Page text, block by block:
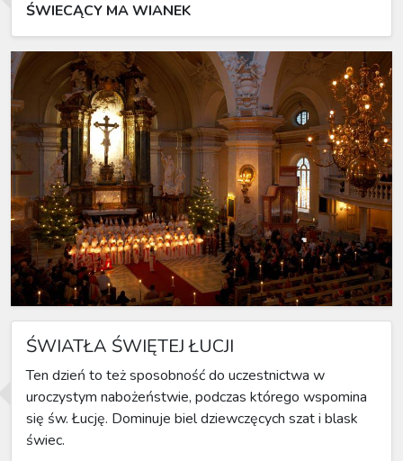
ŚWIECĄCY MA WIANEK
ŚWIATŁA ŚWIĘTEJ ŁUCJI
Ten dzień to też sposobność do uczestnictwa w
uroczystym nabożeństwie, podczas którego wspomina
się św. Łucję. Dominuje biel dziewczęcych szat i blask
świec.